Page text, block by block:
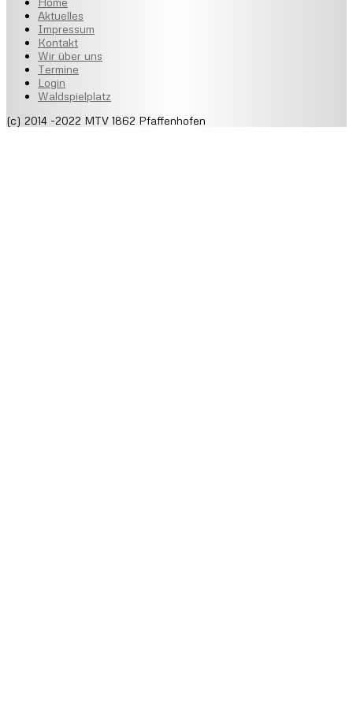
Aktuelles
Impressum
Kontakt
Wir über uns
Termine
Login
Waldspielplatz
(c) 2014 -2022 MTV 1862 Pfaffenhofen